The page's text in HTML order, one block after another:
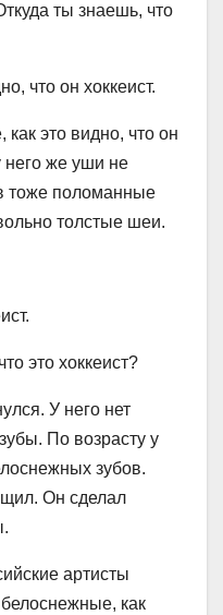
ты знаешь, что
что он хоккеист.
это видно, что он
него же уши не
тоже поломанные
толстые шеи.
это хоккеист?
У него нет
По возрасту у
зубов.
Он сделал
артисты
как